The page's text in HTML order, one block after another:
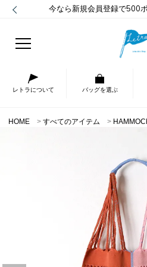
今なら新規会員登録で500
レトラについて バッグを選ぶ
HOME すべてのアイテム